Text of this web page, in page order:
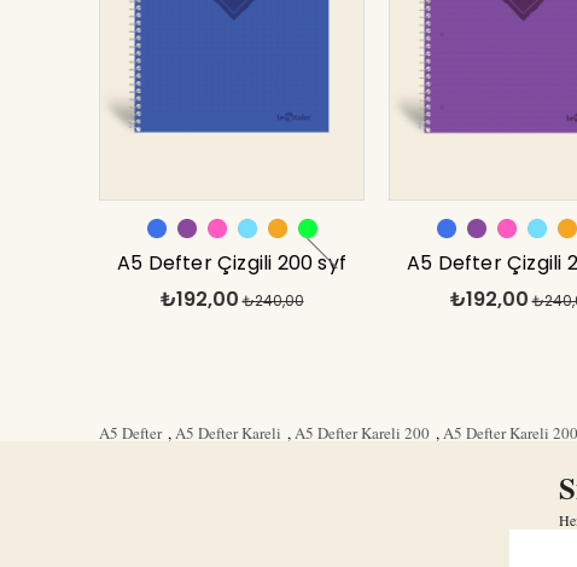
A5 Defter Çizgili 200 syf
Pembe Tranz
₺192,00 ₺240,00
A5 Defter Çizgili
Mor Tranz
₺192,00
A5 Defter , A5 Defter Kareli , A5 Defter Kareli 200 , A5 Defter Kareli